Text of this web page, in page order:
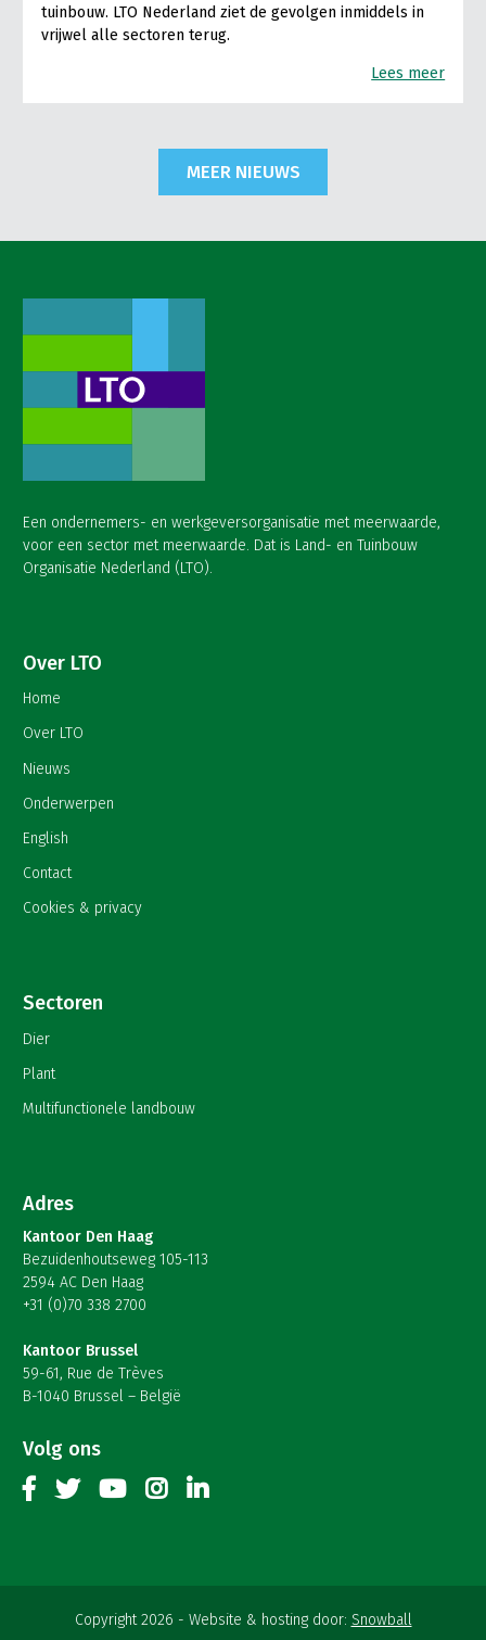
tuinbouw. LTO Nederland ziet de gevolgen inmiddels in
vrijwel alle sectoren terug.
Lees meer
MEER NIEUWS
Een ondernemers- en werkgeversorganisatie met meerwaarde,
voor een sector met meerwaarde. Dat is Land- en Tuinbouw
Organisatie Nederland (LTO).
Over LTO
Home
Over LTO
Nieuws
Onderwerpen
English
Contact
Cookies & privacy
Sectoren
Dier
Plant
Multifunctionele landbouw
Adres
Kantoor Den Haag
Bezuidenhoutseweg 105-113
2594 AC Den Haag
+31 (0)70 338 2700
Kantoor Brussel
59-61, Rue de Trèves
B-1040 Brussel – België
Volg ons
Copyright 2026 Website & hosting door: Snowball